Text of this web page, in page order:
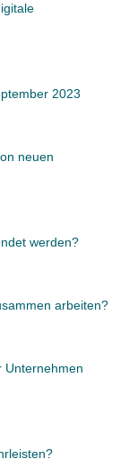
2023
neuen
werden?
arbeiten?
Unternehmen